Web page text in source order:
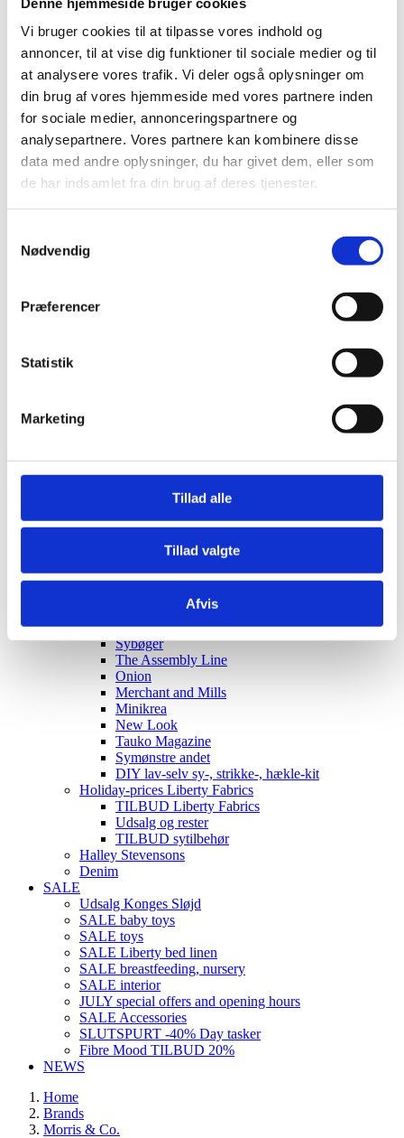
Vi bruger cookies til at tilpasse vores indhold og
annoncer, til at vise dig funktioner til sociale medier og til
at analysere vores trafik. Vi deler også oplysninger om
din brug af vores hjemmeside med vores partnere inden
for sociale medier, annonceringspartnere og
analysepartnere. Vores partnere kan kombinere disse
data med andre oplysninger, du har givet dem, eller som
de har indsamlet fra din brug af deres tjenester.
Nødvendig
Præferencer
Statistik
Marketing
Tillad alle
Tillad valgte
Afvis
Lynlås nylon 30 cm
Lynlås 32 cm
Zipper 35-39 cm
Lynlås med ring 35 cm
Lynlås nylon 35 cm
Lynlås 37 cm
Lynlås med ring 40 cm
Lynlås nylon 40 cm
Lynlås metal 40 cm
Zipper 45-49 cm
Lynlås med ring 45 cm
Til patchwork
Skabeloner pedari æsker
Symønstre barn
Symønstre voksen
Symønstre nederdele
Symønstre bukser, shorts
Symønstre overdele
Symønstre kjoler
Symønstre overtøj
Sybøger
The Assembly Line
Onion
Merchant and Mills
Minikrea
New Look
Tauko Magazine
Symønstre andet
DIY lav-selv sy-, strikke-, hækle-kit
Holiday-prices Liberty Fabrics
TILBUD Liberty Fabrics
Udsalg og rester
TILBUD sytilbehør
Halley Stevensons
Denim
SALE
Udsalg Konges Sløjd
SALE baby toys
SALE toys
SALE Liberty bed linen
SALE breastfeeding, nursery
SALE interior
JULY special offers and opening hours
SALE Accessories
SLUTSPURT -40% Day tasker
Fibre Mood TILBUD 20%
NEWS
Home
Brands
Morris & Co.